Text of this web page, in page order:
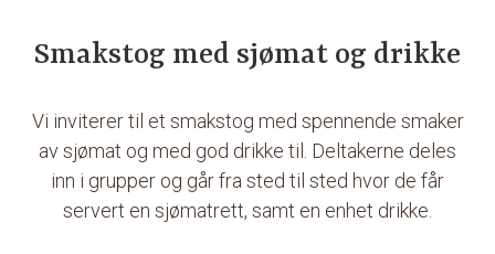
Smakstog med sjømat og drikke
Vi inviterer til et smakstog med spennende smaker
av sjømat og med god drikke til. Deltakerne deles
inn i grupper og går fra sted til sted hvor de får
servert en sjømatrett, samt en enhet drikke.